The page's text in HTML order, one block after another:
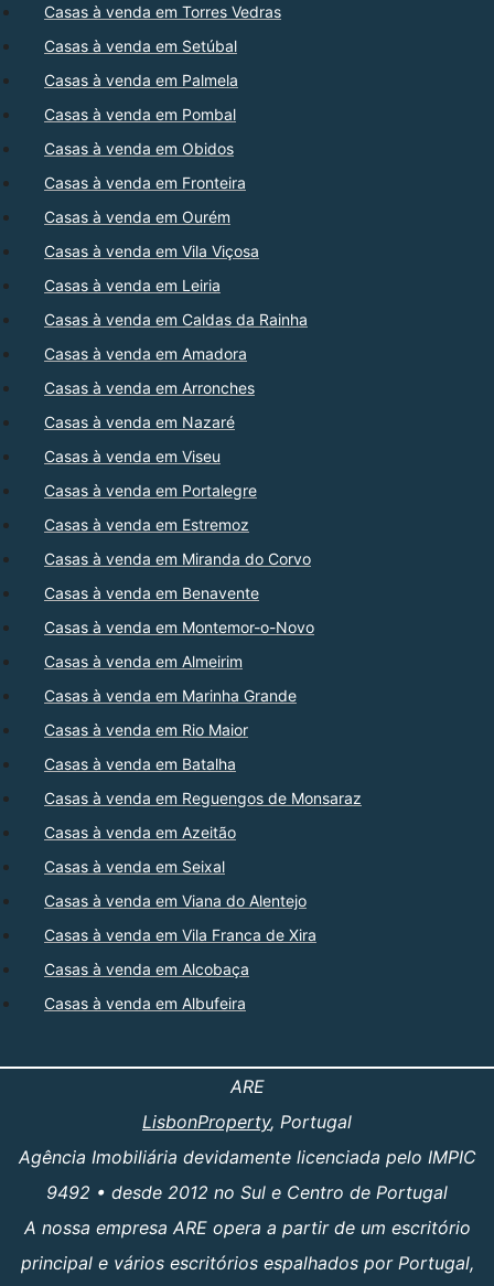
Casas à venda em Torres Vedras
Casas à venda em Setúbal
Casas à venda em Palmela
Casas à venda em Pombal
Casas à venda em Obidos
Casas à venda em Fronteira
Casas à venda em Ourém
Casas à venda em Vila Viçosa
Casas à venda em Leiria
Casas à venda em Caldas da Rainha
Casas à venda em Amadora
Casas à venda em Arronches
Casas à venda em Nazaré
Casas à venda em Viseu
Casas à venda em Portalegre
Casas à venda em Estremoz
Casas à venda em Miranda do Corvo
Casas à venda em Benavente
Casas à venda em Montemor-o-Novo
Casas à venda em Almeirim
Casas à venda em Marinha Grande
Casas à venda em Rio Maior
Casas à venda em Batalha
Casas à venda em Reguengos de Monsaraz
Casas à venda em Azeitão
Casas à venda em Seixal
Casas à venda em Viana do Alentejo
Casas à venda em Vila Franca de Xira
Casas à venda em Alcobaça
Casas à venda em Albufeira
ARE
LisbonProperty, Portugal
Agência Imobiliária devidamente licenciada pelo IMPIC
9492 • desde 2012 no Sul e Centro de Portugal
A nossa empresa ARE opera a partir de um escritório
principal e vários escritórios espalhados por Portugal,